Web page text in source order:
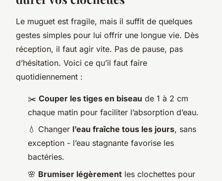
Le muguet est fragile, mais il suffit de quelques
gestes simples pour lui offrir une longue vie. Dès
réception, il faut agir vite. Pas de pause, pas
d’hésitation. Voici ce qu’il faut faire
quotidiennement :
✂️ Couper les tiges en biseau de 1 à 2 cm
chaque matin pour faciliter l’absorption d’eau.
💧 Changer l’eau fraîche tous les jours, sans
exception - l’eau stagnante favorise les
bactéries.
🌸 Brumiser légèrement les clochettes pour